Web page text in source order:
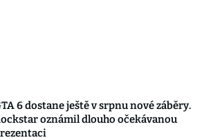
6 dostane ještě v srpnu nové záběry.
oznámil dlouho očekávanou